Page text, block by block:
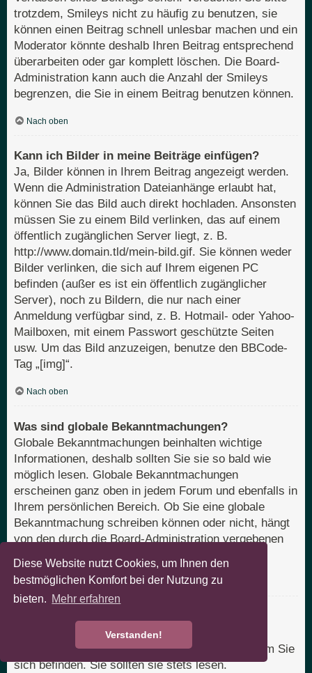
Diese Website nutzt Cookies, um Ihnen den
bestmöglichen Komfort bei der Nutzung zu
bieten. Mehr erfahren
Verstanden!
trotzdem, Smileys nicht zu häufig zu benutzen, sie
können einen Beitrag schnell unlesbar machen und ein
Moderator könnte deshalb Ihren Beitrag entsprechend
überarbeiten oder gar komplett löschen. Die Board-
Administration kann auch die Anzahl der Smileys
begrenzen, die Sie in einem Beitrag benutzen können.
Nach oben
Kann ich Bilder in meine Beiträge einfügen?
Ja, Bilder können in Ihrem Beitrag angezeigt werden.
Wenn die Administration Dateianhänge erlaubt hat,
können Sie das Bild auch direkt hochladen. Ansonsten
müssen Sie zu einem Bild verlinken, das auf einem
öffentlich zugänglichen Server liegt, z. B.
http://www.domain.tld/mein-bild.gif. Sie können weder
Bilder verlinken, die sich auf Ihrem eigenen PC
befinden (außer es ist ein öffentlich zugänglicher
Server), noch zu Bildern, die nur nach einer
Anmeldung verfügbar sind, z. B. Hotmail- oder Yahoo-
Mailboxen, mit einem Passwort geschützte Seiten
usw. Um das Bild anzuzeigen, benutze den BBCode-
Tag „[img]“.
Nach oben
Was sind globale Bekanntmachungen?
Globale Bekanntmachungen beinhalten wichtige
Informationen, deshalb sollten Sie sie so bald wie
möglich lesen. Globale Bekanntmachungen
erscheinen ganz oben in jedem Forum und ebenfalls in
Ihrem persönlichen Bereich. Ob Sie eine globale
Bekanntmachung schreiben können oder nicht, hängt
von den durch die Board-Administration vergebenen
Nach oben
Bekanntmachungen beinhalten meist wichtige
Informationen zu dem Bereich des Boards, in dem Sie
sich befinden. Sie sollten sie stets lesen.